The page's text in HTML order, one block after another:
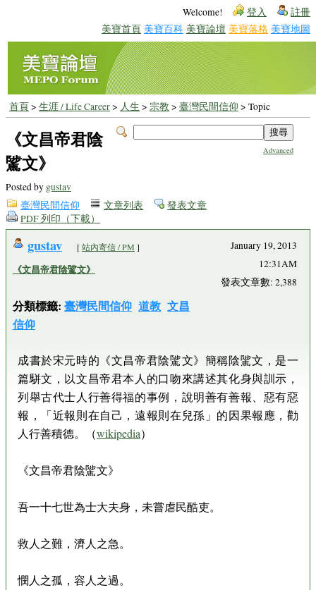
Welcome! 登入 註冊
美寶首頁 美寶百科 美寶論壇 美寶落格 美寶地圖
首頁> 生涯 / Life Career> 人生 > 宗教 > 臺灣民間信仰 > Topic
Advanced
《文昌帝君陰
騭文》
Posted by gustav
臺灣民間信仰
文章列表
發表文章
PDF 列印（下載）
gustav [站內寄信 / PM ]
《文昌帝君陰騭文》
分類標籤: 臺灣民間信仰 道教 文昌
信仰
January 19, 2013
12:31AM
發表文章數: 2,388
成書於宋元時的《文昌帝君陰騭文》簡稱陰騭文，是一
篇駢文，以文昌帝君本人的口吻來講述其化身與訓示，
列舉古代士人行善得福的事例，說明善有善報、惡有惡
報，「近報則在自己，遠報則在兒孫」的因果報應，勸
人行善積德。（wikipedia）
《文昌帝君陰騭文》
吾一十七世為士大夫身，未嘗虐民酷吏。
救人之難，濟人之急。
憫人之孤，容人之過。